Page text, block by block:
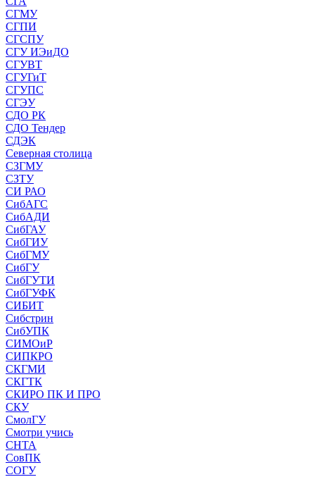
СГМУ
СГПИ
СГСПУ
СГУ ИЭиДО
СГУВТ
СГУГиТ
СГУПС
СГЭУ
СДО РК
СДО Тендер
СДЭК
Северная столица
СЗГМУ
СЗТУ
СИ РАО
СибАГС
СибАДИ
СибГАУ
СибГИУ
СибГМУ
СибГУ
СибГУТИ
СибГУФК
СИБИТ
Сибстрин
СибУПК
СИМОиР
СИПКРО
СКГМИ
СКГТК
СКИРО ПК И ПРО
СКУ
СмолГУ
Смотри учись
СНТА
СовПК
СОГУ